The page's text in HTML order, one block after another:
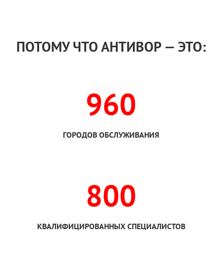
ПОТОМУ ЧТО АНТИВОР — ЭТО:
960
ГОРОДОВ ОБСЛУЖИВАНИЯ
800
КВАЛИФИЦИРОВАННЫХ СПЕЦИАЛИСТОВ